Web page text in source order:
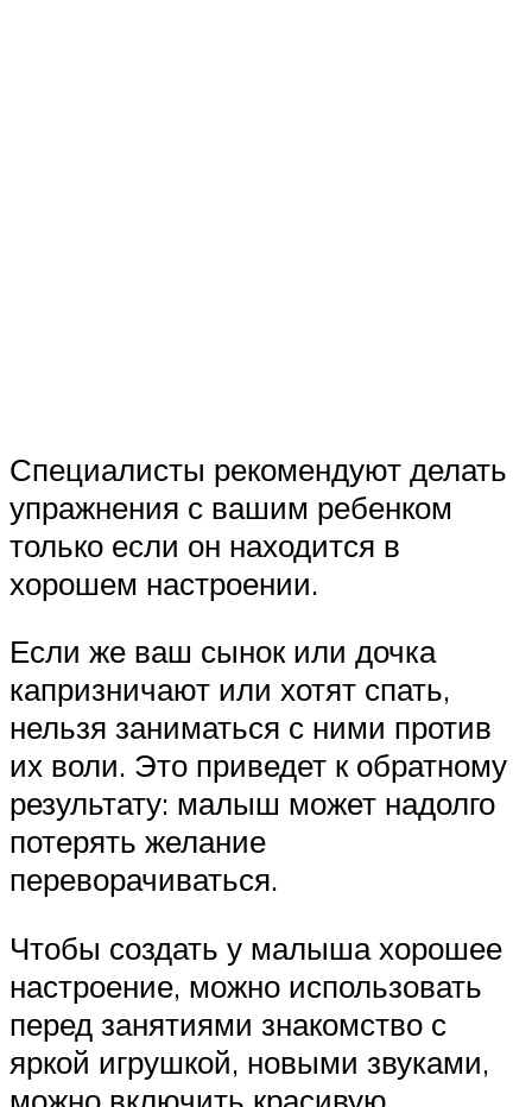
Специалисты рекомендуют делать
упражнения с вашим ребенком
только если он находится в
хорошем настроении.
Если же ваш сынок или дочка
капризничают или хотят спать,
нельзя заниматься с ними против
их воли. Это приведет к обратному
результату: малыш может надолго
потерять желание
переворачиваться.
Чтобы создать у малыша хорошее
настроение, можно использовать
перед занятиями знакомство с
яркой игрушкой, новыми звуками,